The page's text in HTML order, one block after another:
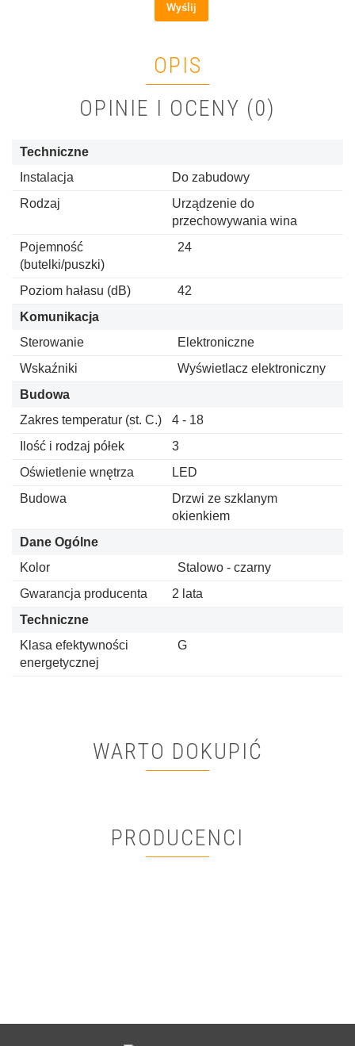
Wyślij
OPIS
OPINIE I OCENY (0)
Techniczne
Instalacja
Do zabudowy
Rodzaj
Urządzenie do
przechowywania wina
Pojemność
(butelki/puszki)
24
Poziom hałasu (dB)
42
Komunikacja
Sterowanie
Elektroniczne
Wskaźniki
Wyświetlacz elektroniczny
Budowa
Zakres temperatur (st. C.)
4 - 18
Ilość i rodzaj półek
3
Oświetlenie wnętrza
LED
Budowa
Drzwi ze szklanym
okienkiem
Dane Ogólne
Kolor
Stalowo - czarny
Gwarancja producenta
2 lata
Techniczne
Klasa efektywności
energetycznej
G
WARTO DOKUPIĆ
PRODUCENCI